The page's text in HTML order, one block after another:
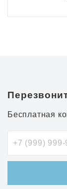
Бесплатная